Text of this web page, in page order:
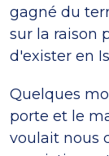
gagné du
sur la raison
d'exister en
Quelques
porte et le
voulait nous